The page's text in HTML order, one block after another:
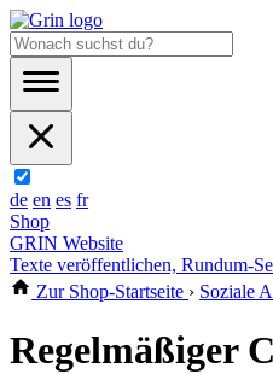
de en es fr
Shop
GRIN Website
Texte veröffentlichen, Rundum-
Zur Shop-Startseite › Soziale
Regelmäßiger